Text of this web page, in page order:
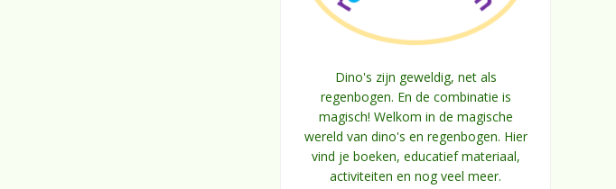
Dino's zijn geweldig, net als
regenbogen. En de combinatie is
magisch! Welkom in de magische
wereld van dino's en regenbogen. Hier
vind je boeken, educatief materiaal,
activiteiten en nog veel meer.